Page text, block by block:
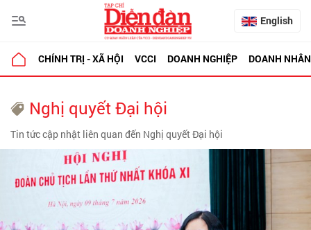
English
CHÍNH TRỊ - XÃ HỘI VCCI DOANH NGHIỆP DOANH NHÂN
Nghị quyết Đại hội
Tin tức cập nhật liên quan đến Nghị quyết Đại hội